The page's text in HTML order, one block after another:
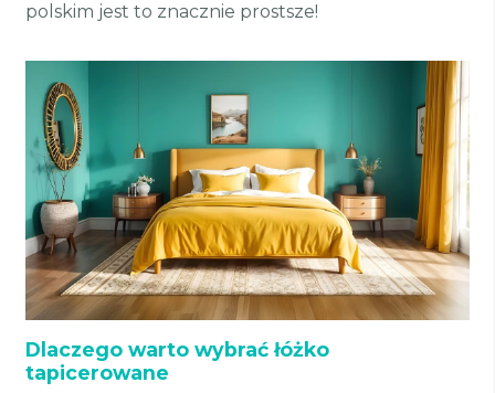
polskim jest to znacznie prostsze!
Dlaczego warto wybrać łóżko
tapicerowane